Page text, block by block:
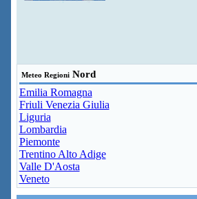
Meteo RegioniNord
Emilia Romagna
Friuli Venezia Giulia
Liguria
Lombardia
Piemonte
Trentino Alto Adige
Valle D'Aosta
Veneto